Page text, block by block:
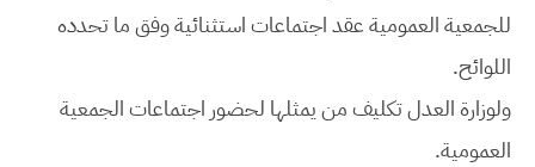
للجمعية العمومية عقد اجتماعات استثنائية وفق ما تحدده
اللوائح.
ولوزارة العدل تكليف من يمثلها لحضور اجتماعات الجمعية
العمومية.